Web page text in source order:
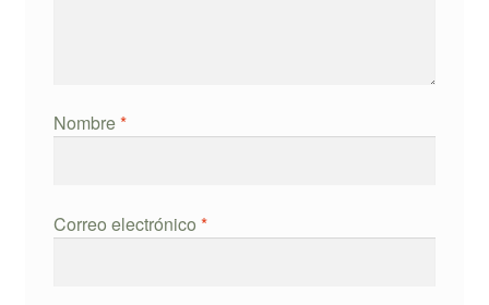
Nombre*
Correo electrónico *